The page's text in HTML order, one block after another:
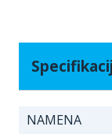
NAMENA